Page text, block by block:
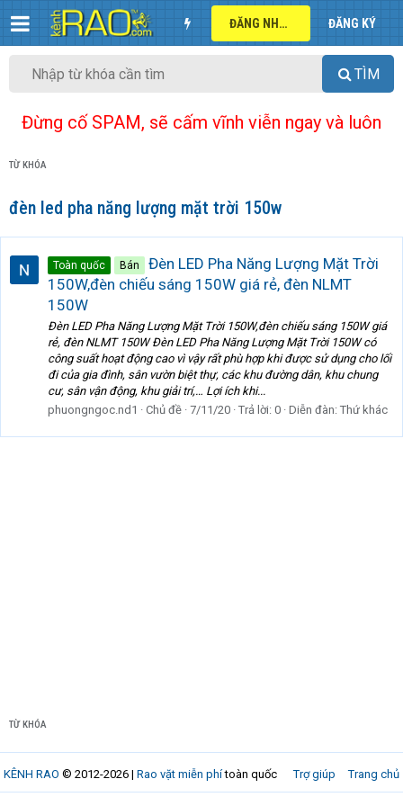
ĐĂNG NHẬP ĐĂNG KÝ
TÌM
Đừng cố SPAM, sẽ cấm vĩnh viễn ngay và luôn
TỪ KHÓA
đèn led pha năng lượng mặt trời 150w
Toàn quốc Bán
Đèn LED Pha Năng Lượng Mặt Trời
150W,đèn chiếu sáng 150W giá rẻ, đèn NLMT
150W
Đèn LED Pha Năng Lượng Mặt Trời 150W,đèn chiếu sáng 150W giá
rẻ, đèn NLMT 150W Đèn LED Pha Năng Lượng Mặt Trời 150W có
công suất hoạt động cao vì vậy rất phù hợp khi được sử dụng cho lối
đi của gia đình, sân vườn biệt thự, các khu đường dân, khu chung
cư, sân vận động, khu giải trí,… Lợi ích khi...
phuongngoc.nd1
Chủ đề 7/11/20 Trả lời: 0 Diễn đàn: Thứ khác
TỪ KHÓA
Trợ giúp Trang chủ
KÊNH RAO © 2012-2026 | Rao vặt miễn phítoàn quốc